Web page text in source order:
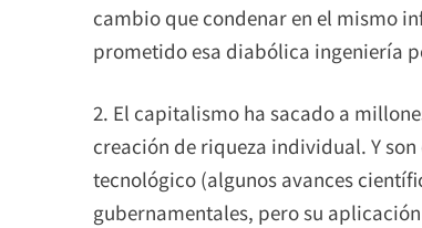
cambio que condenar en el mismo
prometido esa diabólica ingeniería
2. El capitalismo ha sacado a
creación de riqueza individual. Y
tecnológico (algunos avances
gubernamentales, pero su